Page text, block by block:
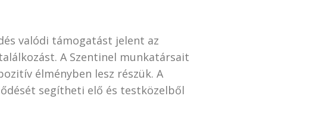
valódi támogatást jelent az
A Szentinel munkatársait
élményben lesz részük. A
segítheti elő és testközelből